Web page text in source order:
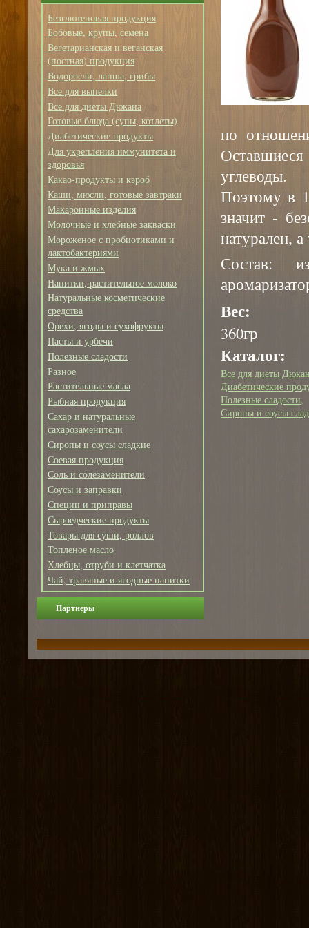
Безглютеновая продукция
Бобовые, крупы, семена
Вегетарианская и веганская
(постная) продукция
Водоросли, лапша, грибы
Все для выпечки
Все для диеты Дюкана
Готовые блюда (супы, котлеты)
Диабетические продукты
Для укрепления иммунитета и
здоровья
Какао-продукты и кэроб
Каши, мюсли, готовые завтраки
Макаронные изделия
Молочные и хлебные закваски
Мороженое с пробиотиками и
лактобактериями
Мука и жмых
Напитки, растительное молоко
Натуральные косметические
средства
Орехи, ягоды и сухофрукты
Пасты и урбечи
Полезные сладости
Разное
Растительные масла
Рыбная продукция
Сахар и натуральные
сахарозаменители
Сиропы и соусы сладкие
Соевая продукция
Соль и солезаменители
Соусы и заправки
Специи и приправы
Сыроедческие продукты
Товары для суши, роллов
Топленое масло
Хлебцы, отруби и клетчатка
Чай, травяные и ягодные напитки
Партнеры
по
углеводы.
Поэтому в
значит -
натурален,
Состав:
Вес:
360гр
Каталог:
Все для диеты
Диабетические
Полезные сладости
Сиропы и соусы